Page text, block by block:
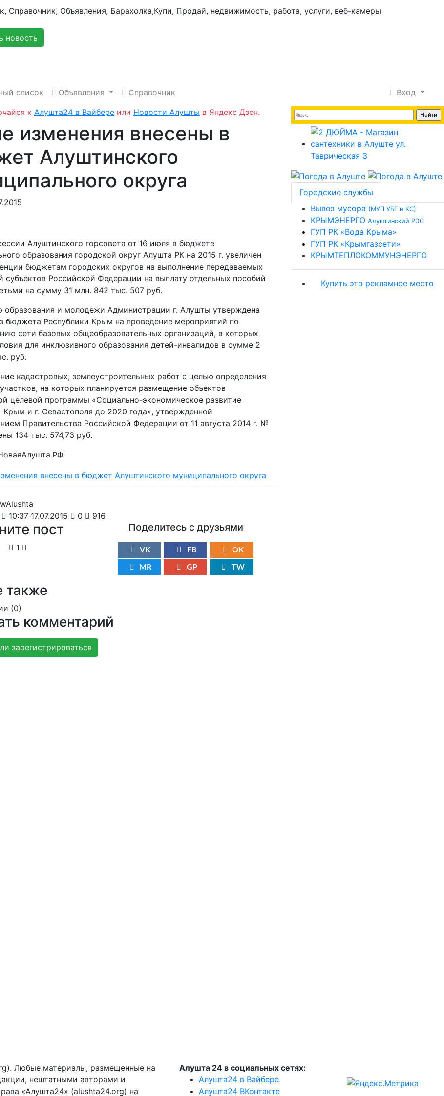
новость
список Объявления Справочник
Вход
к Алушта24 в Вайбере или Новости Алушты в Яндекс Дзен.
изменения внесены в
Алуштинского
округа
Алуштинского горсовета от 16 июля в бюджете
образования городской округ Алушта РК на 2015 г. увеличен
бюджетам городских округов на выполнение передаваемых
субъектов Российской Федерации на выплату отдельных пособий
на сумму 31 млн. 842 тыс. 507 руб.
образования и молодежи Администрации г. Алушты утверждена
бюджета Республики Крым на проведение мероприятий по
сети базовых общеобразовательных организаций, в которых
для инклюзивного образования детей-инвалидов в сумме 2
руб.
кадастровых, землеустроительных работ с целью определения
на которых планируется размещение объектов
целевой программы «Социально-экономическое развитие
Крым и г. Севастополя до 2020 года», утвержденной
Правительства Российской Федерации от 11 августа 2014 г. №
134 тыс. 574,73 руб.
10:37 17.07.2015 0 916
пост
1
Поделитесь с друзьями
VK FB OK
MR GP TW
также
(0)
комментарий
зарегистрироваться
Городские службы
Вывоз мусора (МУП УБГ и КС)
КРЫМЭНЕРГО Алуштинский РЭС
ГУП РК «Вода Крыма»
ГУП РК «Крымгазсети»
КРЫМТЕПЛОКОММУНЭНЕРГО
Купить это рекламное место
Любые материалы, размещенные на
нештатными авторами и
«Алушта24» (alushta24.org) на
Алушта 24 в социальных сетях:
Алушта24 в Вайбере
Алушта24 ВКонтакте